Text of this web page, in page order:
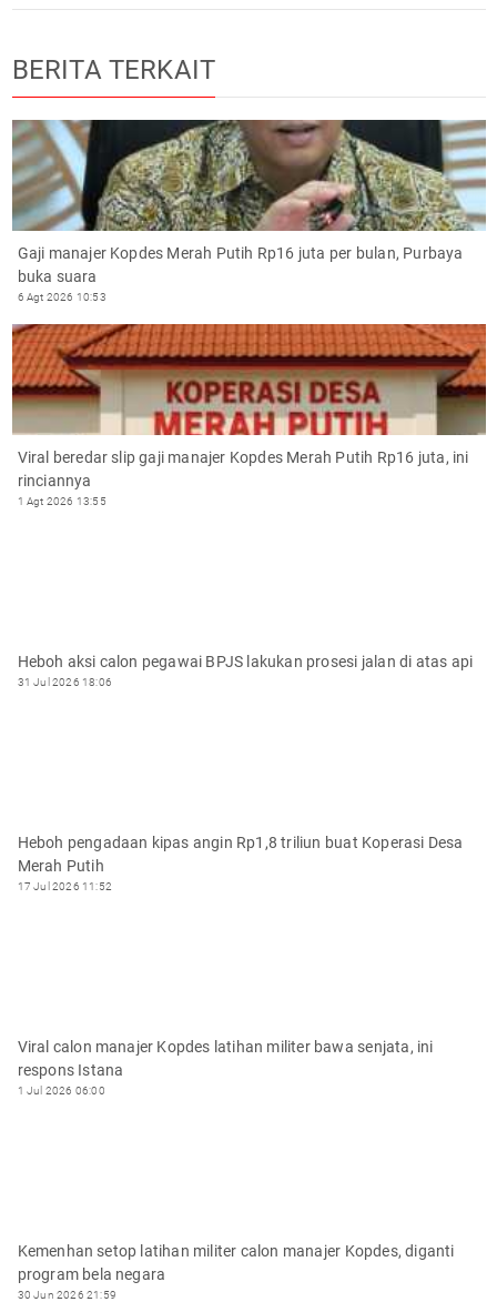
BERITA TERKAIT
Gaji manajer Kopdes Merah Putih Rp16 juta per bulan, Purbaya
buka suara
6 Agt 2026 10:53
Viral beredar slip gaji manajer Kopdes Merah Putih Rp16 juta, ini
rinciannya
1 Agt 2026 13:55
Heboh aksi calon pegawai BPJS lakukan prosesi jalan di atas api
31 Jul 2026 18:06
Heboh pengadaan kipas angin Rp1,8 triliun buat Koperasi Desa
Merah Putih
17 Jul 2026 11:52
Viral calon manajer Kopdes latihan militer bawa senjata, ini
respons Istana
1 Jul 2026 06:00
Kemenhan setop latihan militer calon manajer Kopdes, diganti
program bela negara
30 Jun 2026 21:59